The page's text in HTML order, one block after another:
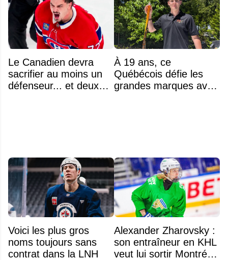
Le Canadien devra
sacrifier au moins un
défenseur... et deux
À 19 ans, ce
Québécois défie les
grandes marques avec
Voici les plus gros
noms toujours sans
contrat dans la LNH
Alexander Zharovsky :
son entraîneur en KHL
veut lui sortir Montréal